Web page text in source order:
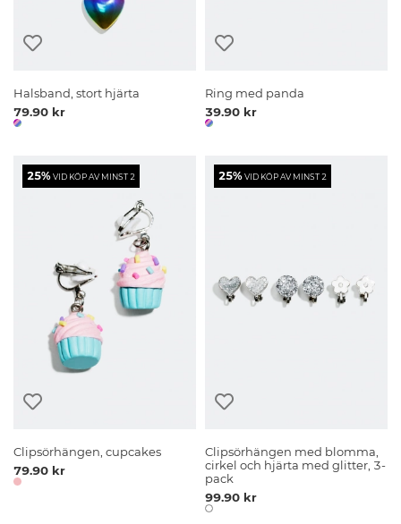
Halsband, stort hjärta
79.90 kr
Ring med panda
39.90 kr
25%VID KÖP AV MINST 2
Clipsörhängen, cupcakes
79.90 kr
25%VID KÖP AV MINST 2
Clipsörhängen med blomma,
cirkel och hjärta med glitter, 3-
pack
99.90 kr